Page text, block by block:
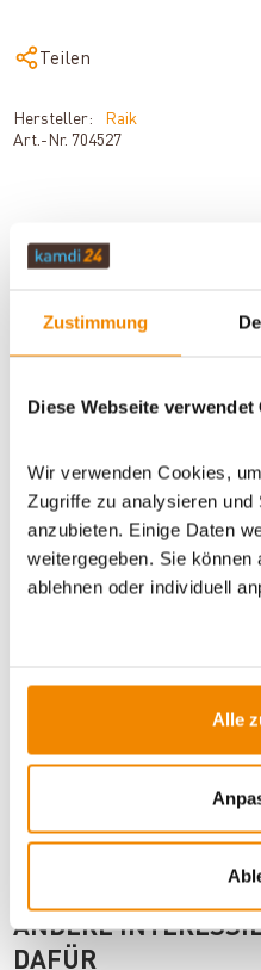
Zustimmung
Diese Webseite verwendet
Wir verwenden Cookies,
Zugriffe zu analysieren
anzubieten. Einige Daten
weitergegeben. Sie
ablehnen oder individuell
Alle
Teilen
Hersteller:
Raik
Art.-Nr. 704527
BESCHREIBUNG
TECHNISCHE DATEN
WICHTIGE INFOS
ANDERE
DAFÜR